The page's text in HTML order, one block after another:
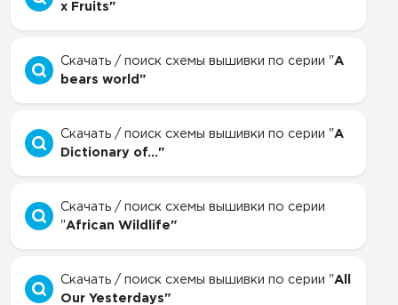
x Fruits"
Скачать / поиск схемы вышивки по серии "A
bears world"
Скачать / поиск схемы вышивки по серии "A
Dictionary of..."
Скачать / поиск схемы вышивки по серии
"African Wildlife"
Скачать / поиск схемы вышивки по серии "All
Our Yesterdays"